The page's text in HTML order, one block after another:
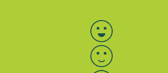
Bewertung auswählen